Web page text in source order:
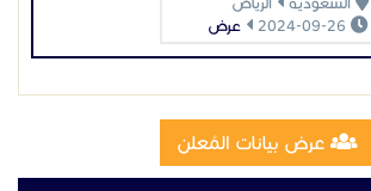
عرض
عرض بيانات المُعلن